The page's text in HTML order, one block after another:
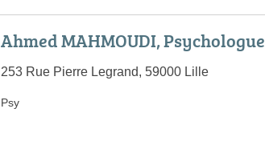
Ahmed MAHMOUDI, Psychologue
253 Rue Pierre Legrand, 59000 Lille
Psy